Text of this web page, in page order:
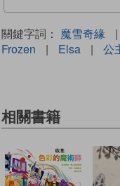
關鍵字詞： 魔雪奇緣 |
Frozen
| Elsa | 公
相關書籍